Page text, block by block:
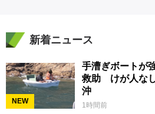
新着ニュース
NEW
手漕ぎボートが
救助 けが人な
沖
1時間前